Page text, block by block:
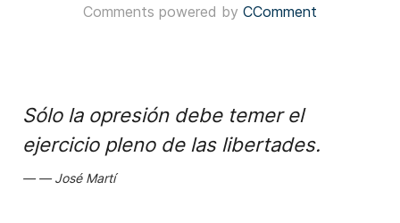
Comments powered by CComment
Sólo la opresión debe temer el
ejercicio pleno de las libertades.
José Martí